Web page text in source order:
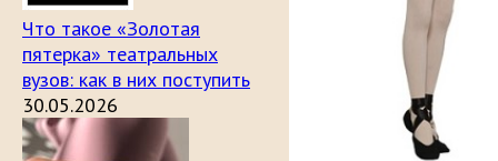
Что такое «Золотая
пятерка» театральных
вузов: как в них поступить
30.05.2026